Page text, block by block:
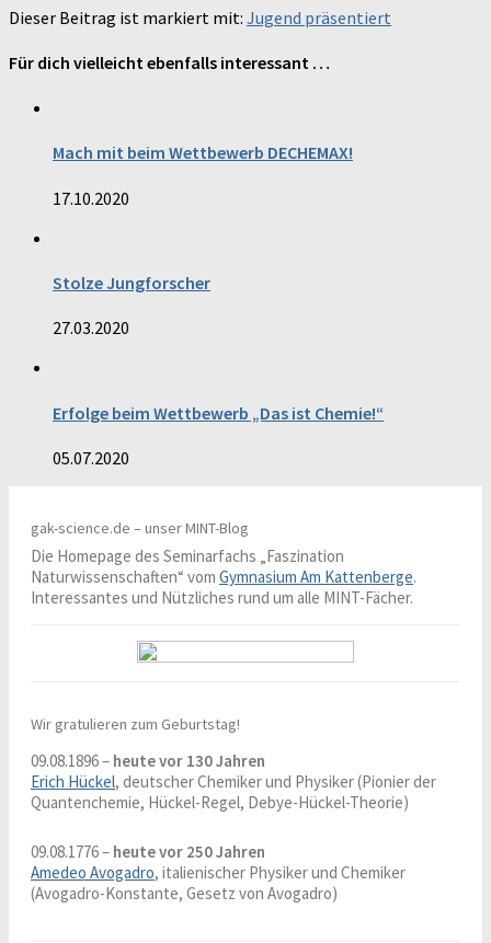
Dieser Beitrag ist markiert mit: Jugend präsentiert
Für dich vielleicht ebenfalls interessant …
Mach mit beim Wettbewerb DECHEMAX!
17.10.2020
Stolze Jungforscher
27.03.2020
Erfolge beim Wettbewerb „Das ist Chemie!“
05.07.2020
gak-science.de – unser MINT-Blog
Die Homepage des Seminarfachs „Faszination
Naturwissenschaften“ vom Gymnasium Am Kattenberge.
Interessantes und Nützliches rund um alle MINT-Fächer.
Wir gratulieren zum Geburtstag!
09.08.1896 – heute vor 130 Jahren
Erich Hückel, deutscher Chemiker und Physiker (Pionier der
Quantenchemie, Hückel-Regel, Debye-Hückel-Theorie)
09.08.1776 – heute vor 250 Jahren
Amedeo Avogadro, italienischer Physiker und Chemiker
(Avogadro-Konstante, Gesetz von Avogadro)